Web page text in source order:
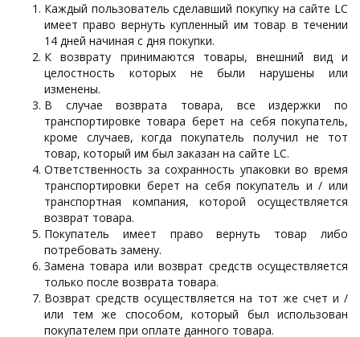
Каждый пользователь сделавший покупку на сайте LC
имеет право вернуть купленный им товар в течении
14 дней начиная с дня покупки.
К возврату принимаются товары, внешний вид и
целостность которых не были нарушены или
изменены.
В случае возврата товара, все издержки по
транспортировке товара берет на себя покупатель,
кроме случаев, когда покупатель получил не тот
товар, который им был заказан на сайте LC.
Ответственность за сохранность упаковки во время
транспортировки берет на себя покупатель и / или
транспортная компания, которой осуществляется
возврат товара.
Покупатель имеет право вернуть товар либо
потребовать замену.
Замена товара или возврат средств осуществляется
только после возврата товара.
Возврат средств осуществляется на тот же счет и /
или тем же способом, который был использован
покупателем при оплате данного товара.